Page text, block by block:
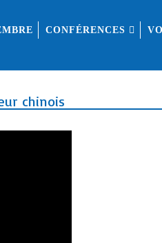
CONFÉRENCES
chinois